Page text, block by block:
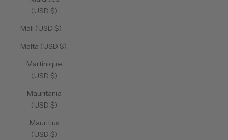
(USD $)
Mali (USD $)
Malta (USD $)
Martinique
(USD $)
Mauritania
(USD $)
Mauritius
(USD $)